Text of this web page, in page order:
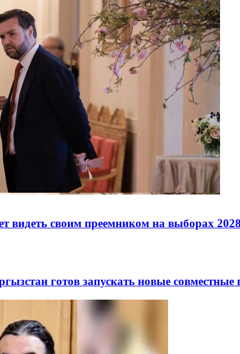
видеть своим преемником на выборах
готов запускать новые совместные